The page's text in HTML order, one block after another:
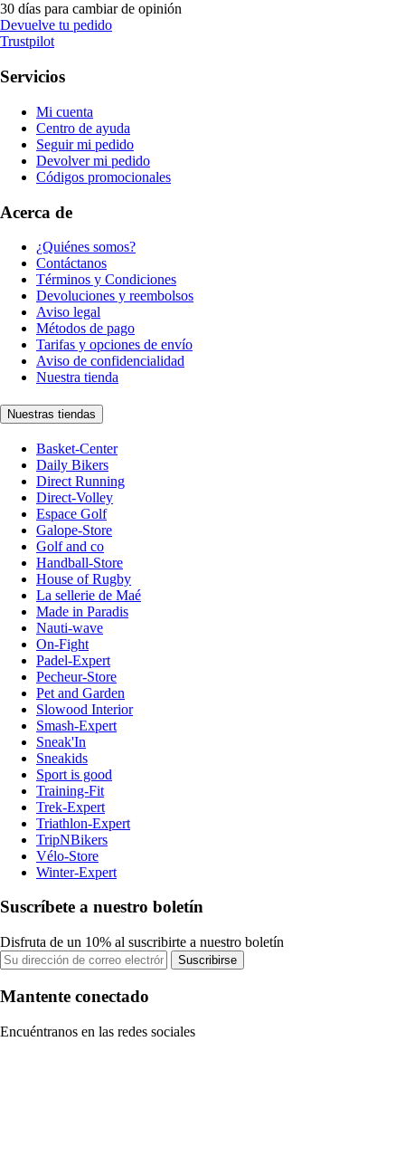
30 días para cambiar de opinión
Devuelve tu pedido
Trustpilot
Servicios
Mi cuenta
Centro de ayuda
Seguir mi pedido
Devolver mi pedido
Códigos promocionales
Acerca de
¿Quiénes somos?
Contáctanos
Términos y Condiciones
Devoluciones y reembolsos
Aviso legal
Métodos de pago
Tarifas y opciones de envío
Aviso de confidencialidad
Nuestra tienda
Nuestras tiendas
Basket-Center
Daily Bikers
Direct Running
Direct-Volley
Espace Golf
Galope-Store
Golf and co
Handball-Store
House of Rugby
La sellerie de Maé
Made in Paradis
Nauti-wave
On-Fight
Padel-Expert
Pecheur-Store
Pet and Garden
Slowood Interior
Smash-Expert
Sneak'In
Sneakids
Sport is good
Training-Fit
Trek-Expert
Triathlon-Expert
TripNBikers
Vélo-Store
Winter-Expert
Suscríbete a nuestro boletín
Disfruta de un 10% al suscribirte a nuestro boletín
Suscribirse
Mantente conectado
Encuéntranos en las redes sociales